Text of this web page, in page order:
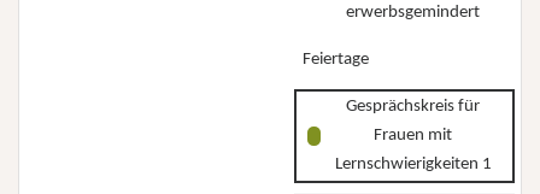
erwerbsgemindert
Feiertage
Gesprächskreis für
Frauen mit
Lernschwierigkeiten 1